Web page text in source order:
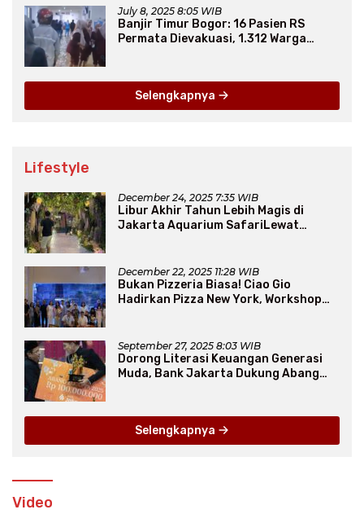
July 8, 2025 8:05 WIB
Banjir Timur Bogor: 16 Pasien RS
Permata Dievakuasi, 1.312 Warga
Selengkapnya
Lifestyle
December 24, 2025 7:35 WIB
Libur Akhir Tahun Lebih Magis di
Jakarta Aquarium SafariLewat
December 22, 2025 11:28 WIB
Bukan Pizzeria Biasa! Ciao Gio
Hadirkan Pizza New York, Workshop
September 27, 2025 8:03 WIB
Dorong Literasi Keuangan Generasi
Muda, Bank Jakarta Dukung Abang
Selengkapnya
Video